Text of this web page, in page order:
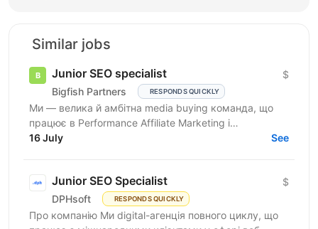
Similar jobs
Junior SEO specialist
Bigfish Partners RESPONDS QUICKLY
$
Ми — велика й амбітна media buying команда, що
працює в Performance Affiliate Marketing і
висококонкурентних нішах. Ми активно зростаємо,
16 July See
Junior SEO Specialist
DPHsoft RESPONDS QUICKLY
$
Про компанію Ми digital-агенція повного циклу, що